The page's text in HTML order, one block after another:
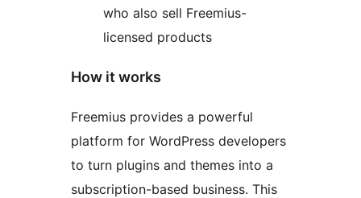
who also sell Freemius-
licensed products
How it works
Freemius provides a powerful
platform for WordPress developers
to turn plugins and themes into a
subscription-based business. This